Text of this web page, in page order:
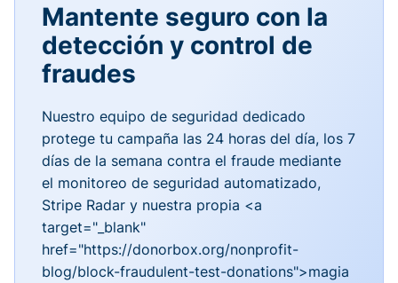
Mantente seguro con la
detección y control de
fraudes
Nuestro equipo de seguridad dedicado
protege tu campaña las 24 horas del día, los 7
días de la semana contra el fraude mediante
el monitoreo de seguridad automatizado,
Stripe Radar y nuestra propia <a
target="_blank"
href="https://donorbox.org/nonprofit-
blog/block-fraudulent-test-donations">magia